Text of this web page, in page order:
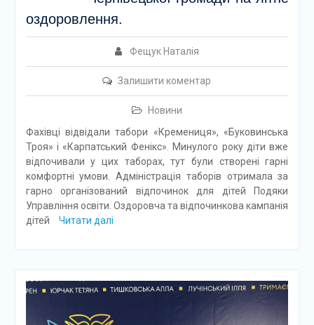
оздоровлення.
Фещук Наталія
Залишити коментар
Новини
Фахівці відвідали табори «Кремениця», «Буковинська
Троя» і «Карпатський Фенікс». Минулого року діти вже
відпочивали у цих таборах, тут були створені гарні
комфортні умови. Адміністрація таборів отримала за
гарно організований відпочинок для дітей Подяки
Управління освіти. Оздоровча та відпочинкова кампанія
дітей
Читати далі